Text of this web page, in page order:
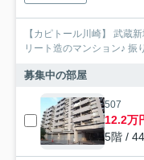
【カピトール川崎】 武蔵
リート造のマンション♪ 振
募集中の部屋
507
12.2万
5階 /